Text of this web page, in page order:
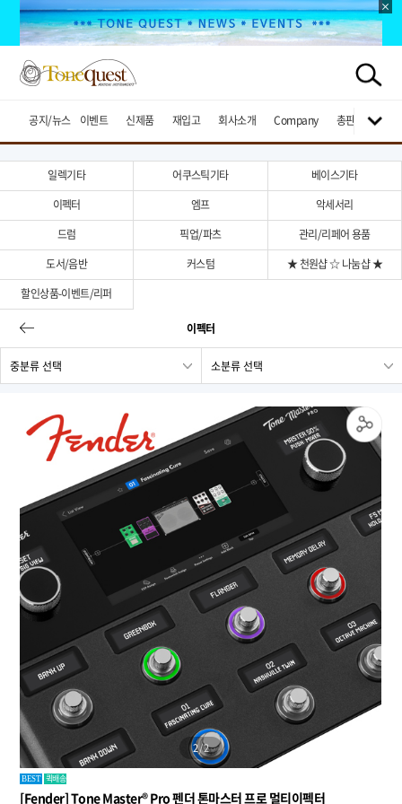
공지/뉴스 이벤트 신제품 재입고 회사소개 Company 총판브랜드
일렉기타 어쿠스틱기타
베이스기타
이펙터
엠프
악세서리
드럼
픽업/파츠
관리/리페어 용품
도서/음반
커스텀
★ 천원샵 ☆ 나눔샵 ★
할인상품-이벤트/리퍼
이펙터
2/2
BEST 퀵배송
[Fender] Tone Master® Pro 펜더 톤마스터 프로 멀티이펙터